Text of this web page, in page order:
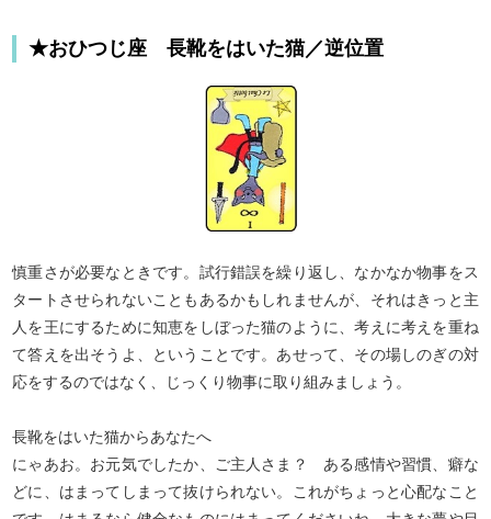
★おひつじ座 長靴をはいた猫／逆位置
慎重さが必要なときです。試行錯誤を繰り返し、なかなか物事をス
タートさせられないこともあるかもしれませんが、それはきっと主
人を王にするために知恵をしぼった猫のように、考えに考えを重ね
て答えを出そうよ、ということです。あせって、その場しのぎの対
応をするのではなく、じっくり物事に取り組みましょう。
長靴をはいた猫からあなたへ
にゃあお。お元気でしたか、ご主人さま？ ある感情や習慣、癖な
どに、はまってしまって抜けられない。これがちょっと心配なこと